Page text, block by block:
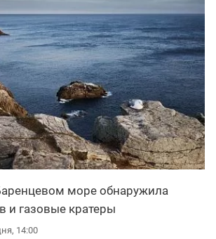
море обнаружила
и газовые кратеры
14:00